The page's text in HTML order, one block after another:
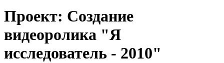
Проект: Создание
видеоролика "Я
исследователь - 2010"